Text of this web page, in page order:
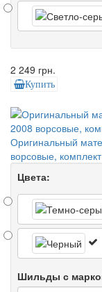
2 249 грн.
Купить
Оригинальный
ворсовые,
Цвета:
Шильды с